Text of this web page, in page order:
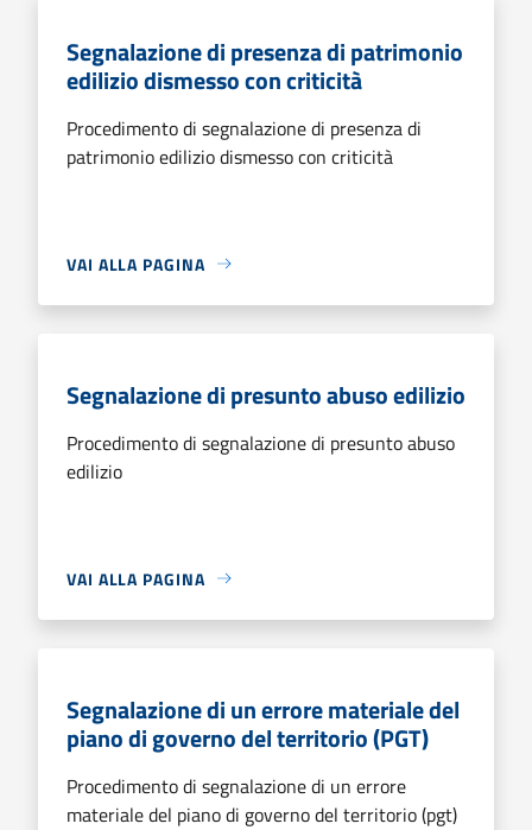
Segnalazione di presenza di patrimonio
edilizio dismesso con criticità
Procedimento di segnalazione di presenza di
patrimonio edilizio dismesso con criticità
VAI ALLA PAGINA
Segnalazione di presunto abuso edilizio
Procedimento di segnalazione di presunto abuso
edilizio
VAI ALLA PAGINA
Segnalazione di un errore materiale del
piano di governo del territorio (PGT)
Procedimento di segnalazione di un errore
materiale del piano di governo del territorio (pgt)